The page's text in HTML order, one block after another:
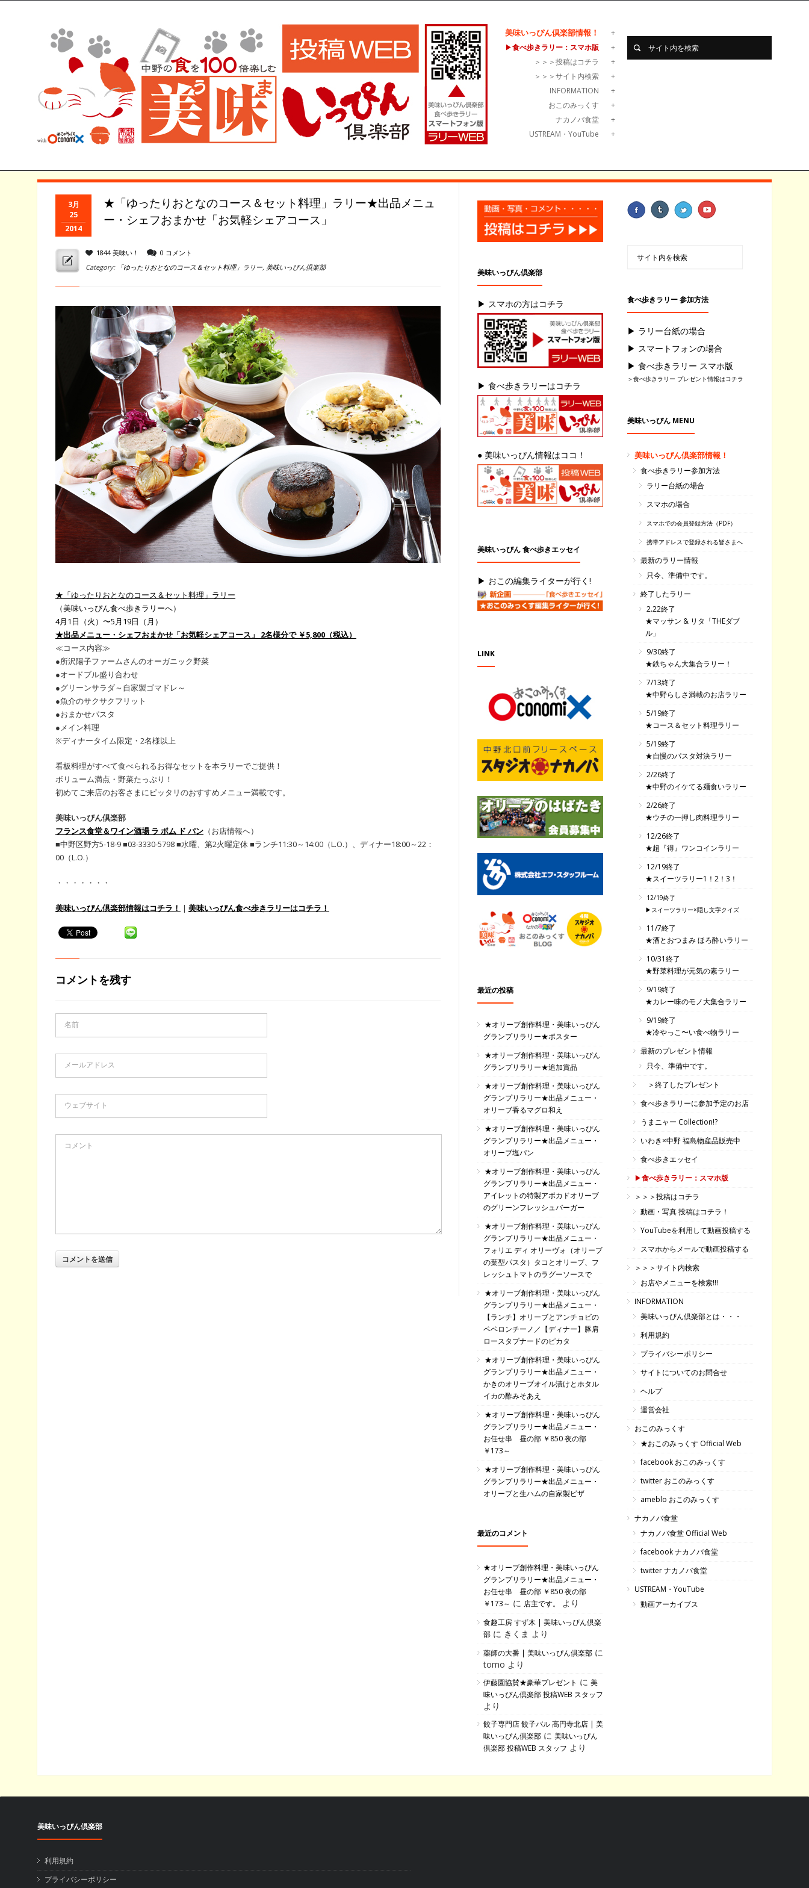
美味いっぴん倶楽部情報！
▶食べ歩きラリー：スマホ版
＞＞＞投稿はコチラ
＞＞＞サイト内検索
INFORMATION
おこのみっくす
ナカノバ食堂
USTREAM・YouTube
3月
25
2014
★「ゆったりおとなのコース＆セット料理」ラリー★出品メニュ
ー・シェフおまかせ「お気軽シェアコース」
1844 美味い！
0 コメント
Category: 「ゆったりおとなのコース＆セット料理」ラリー, 美味いっぴん倶楽部
★「ゆったりおとなのコース＆セット料理」ラリー
（美味いっぴん食べ歩きラリーへ）
4月1日（火）〜5月19日（月）
★出品メニュー・シェフおまかせ「お気軽シェアコース」 2名様分で ￥5,800（税込）
≪コース内容≫
●所沢陽子ファームさんのオーガニック野菜
●オードブル盛り合わせ
●グリーンサラダ～自家製ゴマドレ～
●魚介のサクサクフリット
●おまかせパスタ
●メイン料理
※ディナータイム限定・2名様以上
看板料理がすべて食べられるお得なセットを本ラリーでご提供！
ボリューム満点・野菜たっぷり！
初めてご来店のお客さまにピッタリのおすすめメニュー満載です。
美味いっぴん倶楽部
フランス食堂＆ワイン酒場 ラ ポム ド パン （お店情報へ）
■中野区野方5-18-9 ■03-3330-5798 ■水曜、第2火曜定休 ■ランチ11:30～14:00（L.O.）、ディナー18:00～22：
00（L.O.）
・・・・・・・
美味いっぴん倶楽部情報はコチラ！ | 美味いっぴん食べ歩きラリーはコチラ！
コメントを残す
名前
メールアドレス
ウェブサイト
コメント
美味いっぴん倶楽部
▶ スマホの方はコチラ
▶ 食べ歩きラリーはコチラ
● 美味いっぴん情報はココ！
食べ歩きラリー 参加方法
▶ ラリー台紙の場合
▶ スマートフォンの場合
▶ 食べ歩きラリー スマホ版
＞食べ歩きラリー プレゼント情報はコチラ
美味いっぴん MENU
美味いっぴん倶楽部情報！
食べ歩きラリー参加方法
ラリー台紙の場合
スマホの場合
スマホでの会員登録方法（PDF）
携帯アドレスで登録される皆さまへ
最新のラリー情報
只今、準備中です。
終了したラリー
2.22終了
★マッサン & リタ「THEダブ
ル」
9/30終了
★鉄ちゃん大集合ラリー！
7/13終了
★中野らしさ満載のお店ラリー
5/19終了
★コース＆セット料理ラリー
5/19終了
★自慢のパスタ対決ラリー
2/26終了
★中野のイケてる麺食いラリー
2/26終了
★ウチの一押し肉料理ラリー
12/26終了
★超『得』ワンコインラリー
12/19終了
★スイーツラリー1！2！3！
12/19終了
▶スイーツラリー×隠し文字クイズ
11/7終了
★酒とおつまみ ほろ酔いラリー
10/31終了
★野菜料理が元気の素ラリー
9/19終了
★カレー味のモノ大集合ラリー
9/19終了
★冷やっこ〜い食べ物ラリー
最新のプレゼント情報
只今、準備中です。
＞終了したプレゼント
食べ歩きラリーに参加予定のお店
うまニャー Collection!?
いわき×中野 福島物産品販売中
食べ歩きエッセイ
▶食べ歩きラリー：スマホ版
＞＞＞投稿はコチラ
動画・写真 投稿はコチラ！
YouTubeを利用して動画投稿する
スマホからメールで動画投稿する
＞＞＞サイト内検索
お店やメニューを検索!!!
INFORMATION
美味いっぴん倶楽部とは・・・
利用規約
プライバシーポリシー
サイトについてのお問合せ
ヘルプ
運営会社
おこのみっくす
★おこのみっくす Official Web
facebook おこのみっくす
twitter おこのみっくす
ameblo おこのみっくす
ナカノバ食堂
ナカノバ食堂 Official Web
facebook ナカノバ食堂
twitter ナカノバ食堂
USTREAM・YouTube
動画アーカイブス
美味いっぴん 食べ歩きエッセイ
▶ おこの編集ライターが行く!
LINK
最近の投稿
★オリーブ創作料理・美味いっぴん
グランプリラリー★ポスター
★オリーブ創作料理・美味いっぴん
グランプリラリー★追加賞品
★オリーブ創作料理・美味いっぴん
グランプリラリー★出品メニュー・
オリーブ香るマグロ和え
★オリーブ創作料理・美味いっぴん
グランプリラリー★出品メニュー・
オリーブ塩パン
★オリーブ創作料理・美味いっぴん
グランプリラリー★出品メニュー・
アイレットの特製アボカドオリーブ
のグリーンフレッシュバーガー
★オリーブ創作料理・美味いっぴん
グランプリラリー★出品メニュー・
フォリエ ディ オリーヴォ（オリーブ
の葉型パスタ）タコとオリーブ、フ
レッシュトマトのラグーソースで
★オリーブ創作料理・美味いっぴん
グランプリラリー★出品メニュー・
【ランチ】オリーブとアンチョビの
ペペロンチーノ／【ディナー】豚肩
ロースタプナードのピカタ
★オリーブ創作料理・美味いっぴん
グランプリラリー★出品メニュー・
かきのオリーブオイル漬けとホタル
イカの酢みそあえ
★オリーブ創作料理・美味いっぴん
グランプリラリー★出品メニュー・
お任せ串 昼の部 ￥850 夜の部
￥173～
★オリーブ創作料理・美味いっぴん
グランプリラリー★出品メニュー・
オリーブと生ハムの自家製ピザ
最近のコメント
★オリーブ創作料理・美味いっぴん
グランプリラリー★出品メニュー・
お任せ串 昼の部 ￥850 夜の部
￥173～ に 店主です。 より
食趣工房 すず木 | 美味いっぴん倶楽
部 に きくま より
薬師の大番 | 美味いっぴん倶楽部 に
tomo より
伊藤園協賛★豪華プレゼント に 美
味いっぴん倶楽部 投稿WEB スタッフ
より
餃子専門店 餃子バル 高円寺北店 | 美
味いっぴん倶楽部 に 美味いっぴん
倶楽部 投稿WEB スタッフ より
美味いっぴん倶楽部
利用規約
プライバシーポリシー